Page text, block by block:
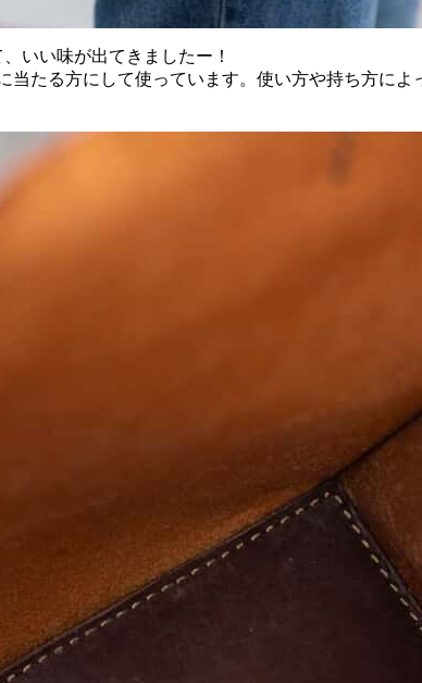
いい味が出てきましたー！
たる方にして使っています。使い方や持ち方に